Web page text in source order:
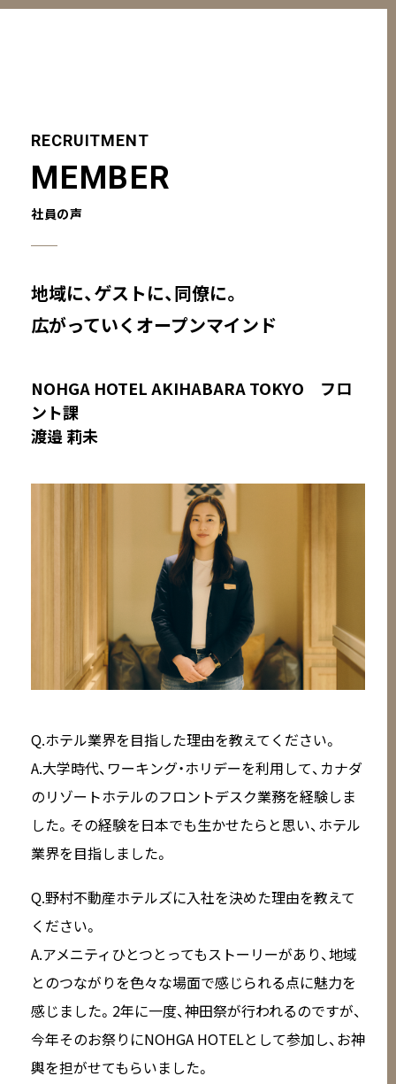
RECRUITMENT
MEMBER
社員の声
地域に、ゲストに、同僚に。
広がっていくオープンマインド
NOHGA HOTEL AKIHABARA TOKYO フロ
ント課
渡邉 莉未
Q.ホテル業界を目指した理由を教えてください。
A.大学時代、ワーキング・ホリデーを利用して、カナダ
のリゾートホテルのフロントデスク業務を経験しま
した。その経験を日本でも生かせたらと思い、ホテル
業界を目指しました。
Q.野村不動産ホテルズに入社を決めた理由を教えて
ください。
A.アメニティひとつとってもストーリーがあり、地域
とのつながりを色々な場面で感じられる点に魅力を
感じました。2年に一度、神田祭が行われるのですが、
今年そのお祭りにNOHGA HOTELとして参加し、お神
輿を担がせてもらいました。